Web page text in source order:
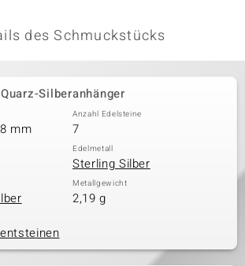
des Schmuckstücks
Silberanhänger
mm
Anzahl Edelsteine
7
Edelmetall
Sterling Silber
Metallgewicht
2,19 g